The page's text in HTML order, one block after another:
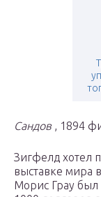
Сандов , 1894
Зигфелд хотел
выставке мира в
Морис Грау был